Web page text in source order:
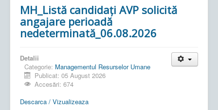
MH_Listă candidați AVP solicită
angajare perioadă
nedeterminată_06.08.2026
Detalii
Categorie: Managementul Resurselor Umane
Publicat: 05 August 2026
Accesări: 674
Descarca / Vizualizeaza